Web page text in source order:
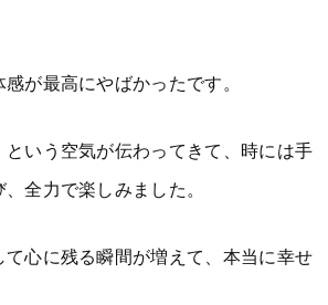
が最高にやばかったです。
という空気が伝わってきて、時には手
全力で楽しみました。
て心に残る瞬間が増えて、本当に幸せ